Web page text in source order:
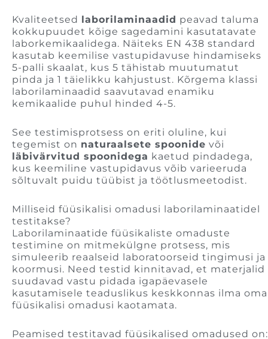
Kvaliteetsed laborilaminaadid peavad taluma
kokkupuudet kõige sagedamini kasutatavate
laborkemikaalidega. Näiteks EN 438 standard
kasutab keemilise vastupidavuse hindamiseks
5-palli skaalat, kus 5 tähistab muutumatut
pinda ja 1 täielikku kahjustust. Kõrgema klassi
laborilaminaadid saavutavad enamiku
kemikaalide puhul hinded 4-5.
See testimisprotsess on eriti oluline, kui
tegemist on naturaalsete spoonide või
läbivärvitud spoonidega kaetud pindadega,
kus keemiline vastupidavus võib varieeruda
sõltuvalt puidu tüübist ja töötlusmeetodist.
Milliseid füüsikalisi omadusi laborilaminaatidel
testitakse?
Laborilaminaatide füüsikaliste omaduste
testimine on mitmekülgne protsess, mis
simuleerib reaalseid laboratoorseid tingimusi ja
koormusi. Need testid kinnitavad, et materjalid
suudavad vastu pidada igapäevasele
kasutamisele teaduslikus keskkonnas ilma oma
füüsikalisi omadusi kaotamata.
Peamised testitavad füüsikalised omadused on: